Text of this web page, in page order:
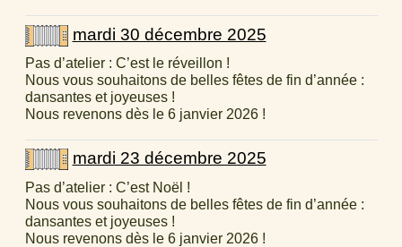
mardi 30 décembre 2025
Pas d’atelier : C’est le réveillon !
Nous vous souhaitons de belles fêtes de fin d’année :
dansantes et joyeuses !
Nous revenons dès le 6 janvier 2026 !
mardi 23 décembre 2025
Pas d’atelier : C’est Noël !
Nous vous souhaitons de belles fêtes de fin d’année :
dansantes et joyeuses !
Nous revenons dès le 6 janvier 2026 !